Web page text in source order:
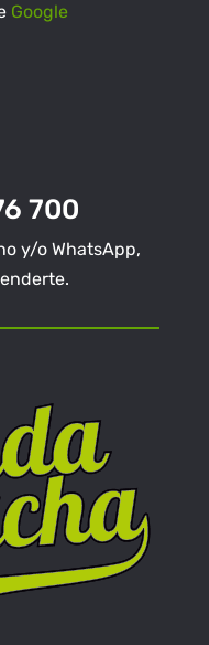
Google
700
y/o WhatsApp,